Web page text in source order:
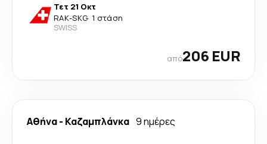
Τετ 21 Οκτ
RAK-SKG· 1 στάση
SWISS
από206 EUR
Αθήνα- Καζαμπλάνκα 9 ημέρες